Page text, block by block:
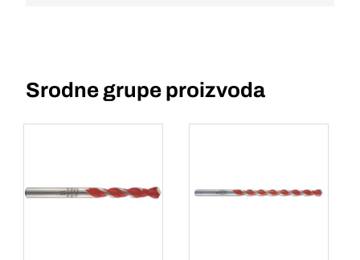
Srodne grupe proizvoda